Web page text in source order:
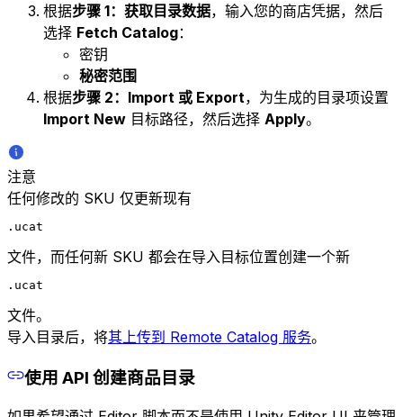
根据步骤 1：获取目录数据，输入您的商店凭据，然后
选择 Fetch Catalog：
密钥
秘密范围
根据步骤 2：Import 或 Export，为生成的目录项设置
Import New 目标路径，然后选择 Apply。
注意
任何修改的 SKU 仅更新现有
.ucat
文件，而任何新 SKU 都会在导入目标位置创建一个新
.ucat
文件。
导入目录后，将其上传到 Remote Catalog 服务。
使用 API 创建商品目录